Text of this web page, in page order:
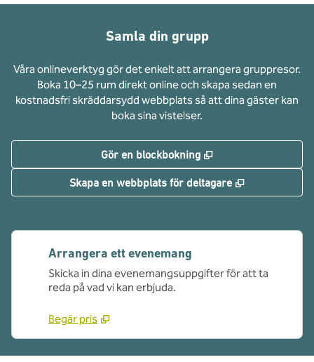
Samla din grupp
Våra onlineverktyg gör det enkelt att arrangera gruppresor.
Boka 10–25 rum direkt online och skapa sedan en
kostnadsfri skräddarsydd webbplats så att dina gäster kan
boka sina vistelser.
Gör en blockbokning ,
Skapa en webbplats för deltagare ,
Arrangera ett evenemang
Skicka in dina evenemangsuppgifter för att ta
reda på vad vi kan erbjuda.
Begär pris